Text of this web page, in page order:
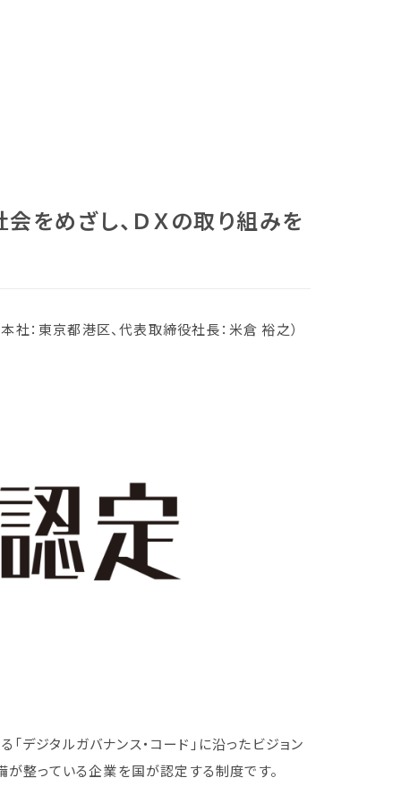
をめざし、ＤＸの取り組みを
：東京都港区、代表取締役社長：米倉 裕之）
ジタルガバナンス・コード」に沿ったビジョン
が整っている企業を国が認定する制度です。